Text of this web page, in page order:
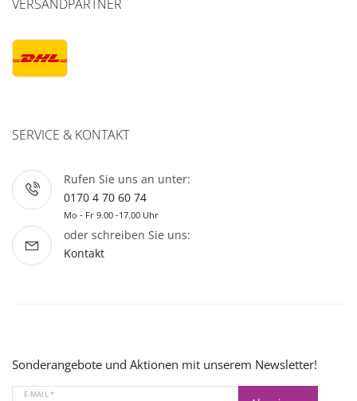
VERSANDPARTNER
SERVICE & KONTAKT
Rufen Sie uns an unter:
0170 4 70 60 74
Mo - Fr 9.00 -17.00 Uhr
oder schreiben Sie uns:
Kontakt
Sonderangebote und Aktionen mit unserem Newsletter!
E-MAIL *